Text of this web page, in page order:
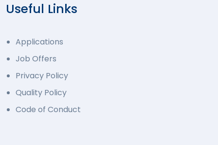
Useful Links
Applications
Job Offers
Privacy Policy
Quality Policy
Code of Conduct